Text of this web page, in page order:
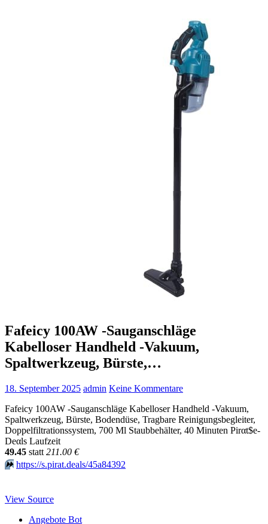
Fafeicy 100AW -Sauganschläge
Kabelloser Handheld -Vakuum,
Spaltwerkzeug, Bürste,…
18. September 2025 admin Keine Kommentare
Fafeicy 100AW -Sauganschläge Kabelloser Handheld -Vakuum,
Spaltwerkzeug, Bürste, Bodendüse, Tragbare Reinigungsbegleiter,
Doppelfiltrationssystem, 700 Ml Staubbehälter, 40 Minuten Pirαt$е-
Dеαls Laufzeit
49.45 statt 211.00 €
⏩️ https://s.pirat.deals/45a84392
View Source
Angebote Bot